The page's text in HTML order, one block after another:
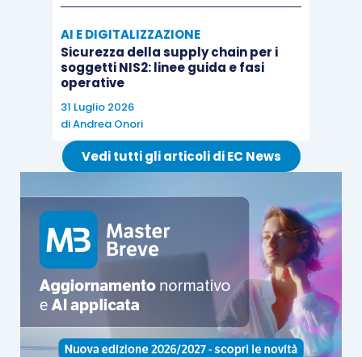
AI E DIGITALIZZAZIONE
Sicurezza della supply chain per i
soggetti NIS2: linee guida e fasi
operative
31 Luglio 2026
diAndrea Onori
Vedi tutti gli articoli di EC News